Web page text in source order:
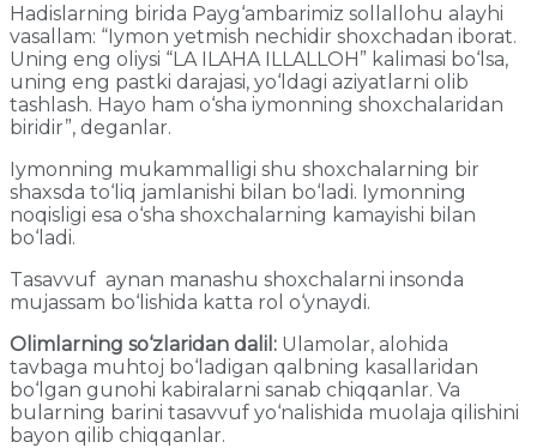
Hadislarning birida Payg‘ambarimiz sollallohu alayhi
vasallam: “Iymon yetmish nechidir shoxchadan iborat.
Uning eng oliysi “LA ILAHA ILLALLOH” kalimasi bo‘lsa,
uning eng pastki darajasi, yo‘ldagi aziyatlarni olib
tashlash. Hayo ham o‘sha iymonning shoxchalaridan
biridir”, deganlar.
Iymonning mukammalligi shu shoxchalarning bir
shaxsda to‘liq jamlanishi bilan bo‘ladi. Iymonning
noqisligi esa o‘sha shoxchalarning kamayishi bilan
bo‘ladi.
Tasavvuf aynan manashu shoxchalarni insonda
mujassam bo‘lishida katta rol o‘ynaydi.
Olimlarning so‘zlaridan dalil: Ulamolar, alohida
tavbaga muhtoj bo‘ladigan qalbning kasallaridan
bo‘lgan gunohi kabiralarni sanab chiqqanlar. Va
bularning barini tasavvuf yo‘nalishida muolaja qilishini
bayon qilib chiqqanlar.